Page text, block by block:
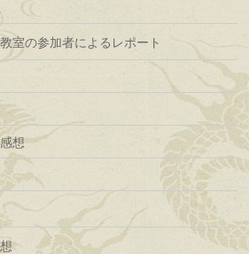
室の参加者によるレポート
想